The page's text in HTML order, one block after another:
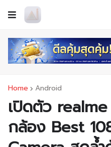
Home Android
เปิดตัว realme
กล้อง Best